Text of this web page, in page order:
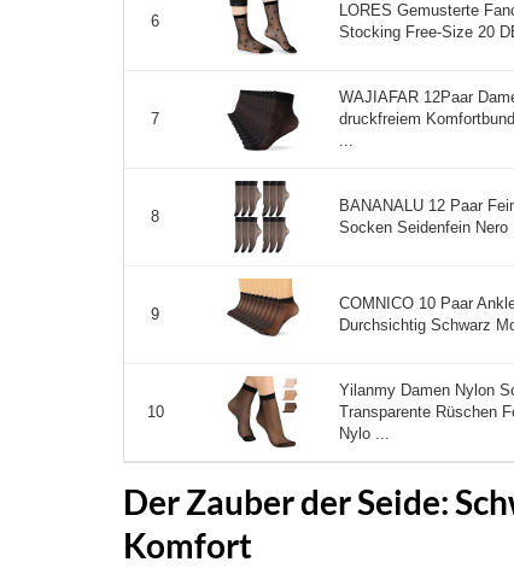
6
LORES Gemusterte
Stocking Free-Size 20
7
WAJIAFAR 12Paar
druckfreiem
...
8
BANANALU 12 Paar
Socken Seidenfein Nero
9
COMNICO 10 Paar
Durchsichtig Schwarz
10
Yilanmy Damen Nylon
Transparente Rüschen
Nylo ...
Der Zauber der Seide:
Komfort